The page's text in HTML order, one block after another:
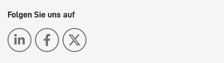
Folgen Sie uns auf